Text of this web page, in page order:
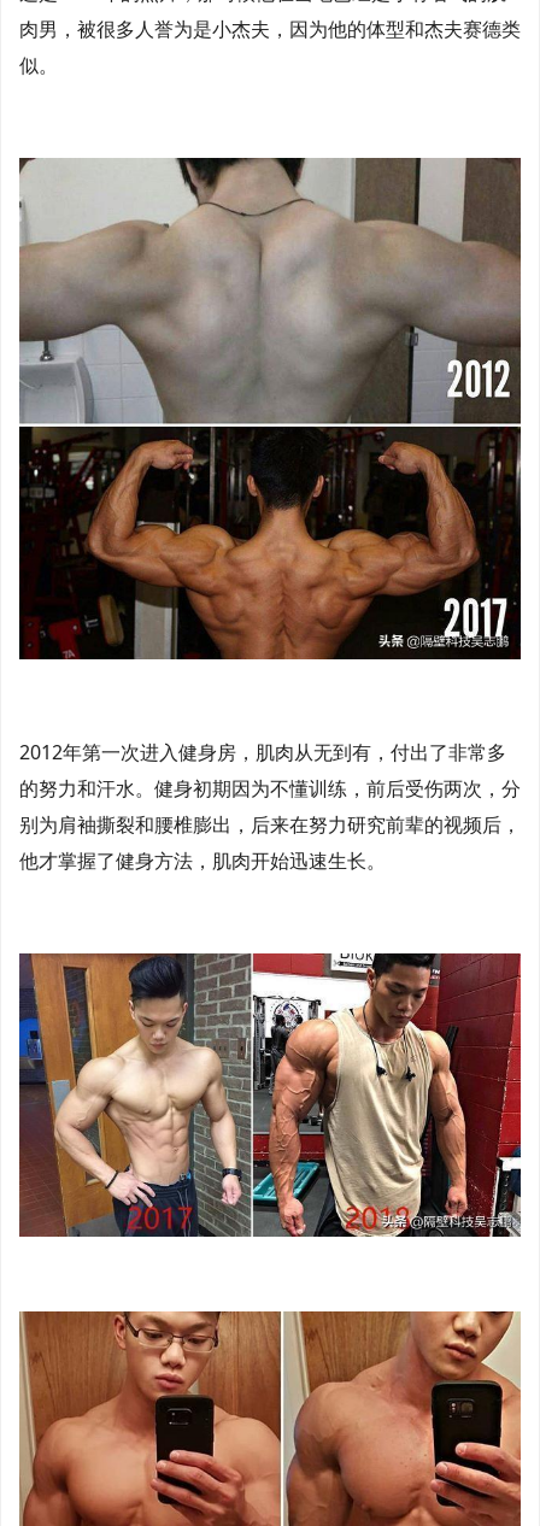
肉男，被很多人誉为是小杰夫，因为他的体型和杰夫赛德类
似。
2012年第一次进入健身房，肌肉从无到有，付出了非常多
的努力和汗水。健身初期因为不懂训练，前后受伤两次，分
别为肩袖撕裂和腰椎膨出，后来在努力研究前辈的视频后，
他才掌握了健身方法，肌肉开始迅速生长。